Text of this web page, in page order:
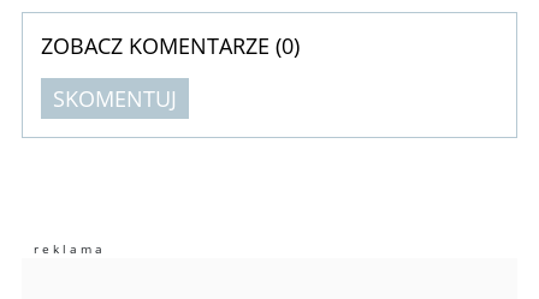
ZOBACZ KOMENTARZE (0)
SKOMENTUJ
Imię (Wymagane)